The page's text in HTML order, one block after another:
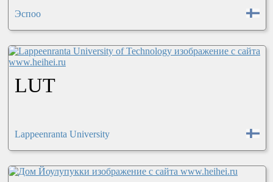
Эспоо
LUT
Lappeenranta University